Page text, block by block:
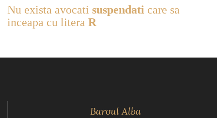
Nu exista avocati suspendati care sa
inceapa cu litera R
Baroul Alba